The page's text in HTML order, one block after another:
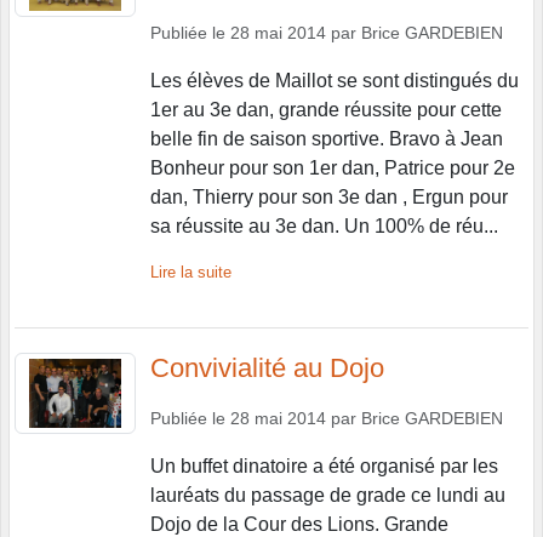
Publiée le 28 mai 2014 par Brice GARDEBIEN
Les élèves de Maillot se sont distingués du
1er au 3e dan, grande réussite pour cette
belle fin de saison sportive. Bravo à Jean
Bonheur pour son 1er dan, Patrice pour 2e
dan, Thierry pour son 3e dan , Ergun pour
sa réussite au 3e dan. Un 100% de réu...
Lire la suite
Convivialité au Dojo
Publiée le 28 mai 2014 par Brice GARDEBIEN
Un buffet dinatoire a été organisé par les
lauréats du passage de grade ce lundi au
Dojo de la Cour des Lions. Grande